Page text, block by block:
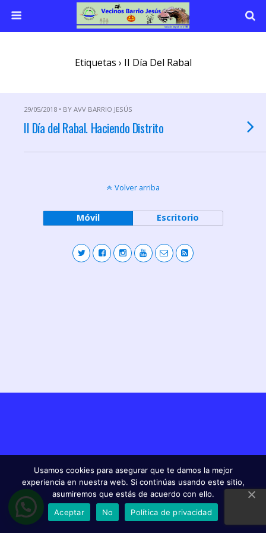
Etiquetas › II Día Del Rabal
29/05/2018 • BY AVV BARRIO JESÚS
II Día del Rabal. Haciendo Distrito
Volver arriba
Móvil Escritorio
Usamos cookies para asegurar que te damos la mejor
experiencia en nuestra web. Si continúas usando este sitio,
asumiremos que estás de acuerdo con ello.
Aceptar
No Política de privacidad